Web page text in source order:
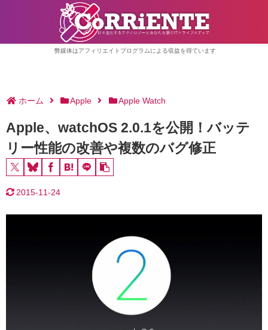
弊媒体はアフィリエイトプログラムによる収益を得ています
ホーム Apple Apple Watch
Apple、watchOS 2.0.1を公開！バッテ
リー性能の改善や複数のバグ修正
2015-11-24